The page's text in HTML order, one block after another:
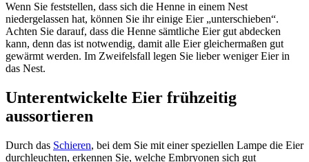
Wenn Sie feststellen, dass sich die Henne in einem Nest
niedergelassen hat, können Sie ihr einige Eier „unterschieben“.
Achten Sie darauf, dass die Henne sämtliche Eier gut abdecken
kann, denn das ist notwendig, damit alle Eier gleichermaßen gut
gewärmt werden. Im Zweifelsfall legen Sie lieber weniger Eier in
das Nest.
Unterentwickelte Eier frühzeitig
aussortieren
Durch das Schieren, bei dem Sie mit einer speziellen Lampe die Eier
durchleuchten, erkennen Sie, welche Embryonen sich gut